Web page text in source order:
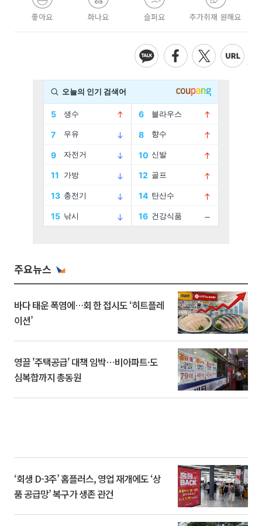
좋아요 화나요 슬퍼요 추가취재 원해요
주요뉴스
바다 태운 폭염에…회 한 접시도 ‘히트플레
이션’
영끌 '주택공급' 대책 임박⋯비아파트·도
심복합까지 총동원
‘회생 D-3주’ 홈플러스, 영업 재개에도 ‘상
품 공급망’ 복구가 생존 관건